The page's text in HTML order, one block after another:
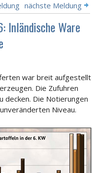
nächste Meldung
Inländische Ware
war breit aufgestellt
Die Zufuhren
decken. Die Notierungen
Niveau.